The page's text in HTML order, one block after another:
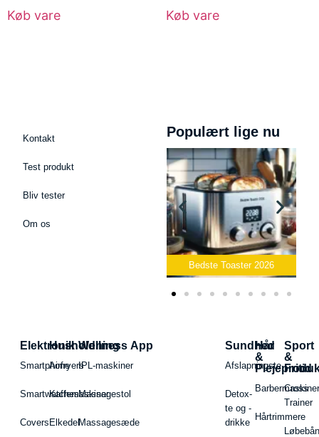
Køb vare Køb vare
Kontakt
Test produkt
Bliv tester
Om os
Populært lige nu
Bedste Toaster 2026
Elektronik
Smartphone
Smartwatches
Covers
Husholdning
Airfryers
Kaffemaskiner
Elkedel
Wellness App
IPL-maskiner
Massagestol
Massagesæde
Sundhed
Afslapningste
Detox-
te og -
drikke
Hår
&
Hårtrimmere
Sport
&
Fritid
Cross
Trainer